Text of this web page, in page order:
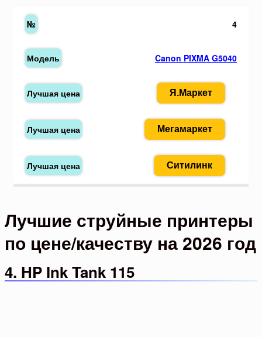
4
Canon PIXMA G5040
Я.Маркет
Мегамаркет
Ситилинк
Лучшие струйные принтеры
по цене/качеству на 2026 год
4. HP Ink Tank 115